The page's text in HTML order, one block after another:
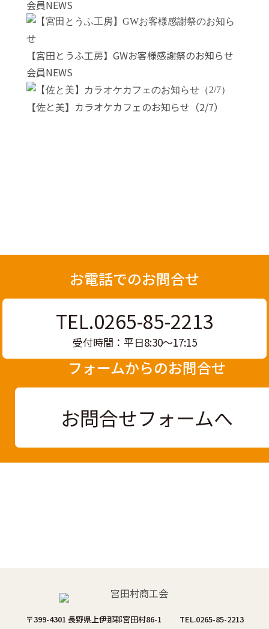
会員NEWS
【宮田とうふ工房】GWお客様感謝祭のお知らせ
会員NEWS
【佐と美】カラオケカフェのお知らせ（2/7）
お電話でのお問合せ
TEL.0265-85-2213
受付時間：平日8:30〜17:15
フォームからのお問合せ
お問合せフォームへ
〒399-4301 長野県上伊那郡宮田村86-1
TEL.0265-85-2213